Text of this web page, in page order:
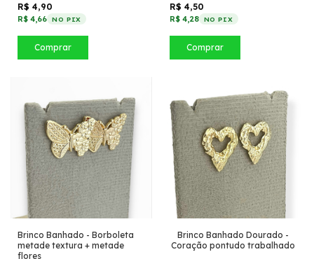
R$ 4,90
R$ 4,66 NO PIX
Comprar
R$ 4,50
R$ 4,28 NO PIX
Comprar
Brinco Banhado - Borboleta
metade textura + metade
flores
Brinco Banhado Dourado -
Coração pontudo trabalhado